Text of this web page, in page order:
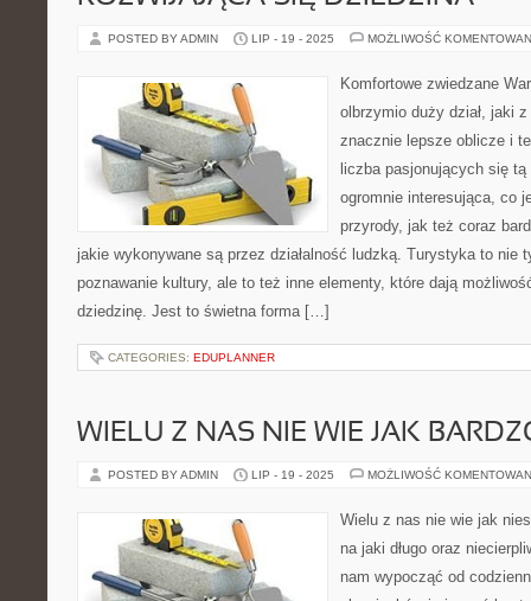
POSTED BY ADMIN LIP - 19 - 2025 MOŻLIWOŚĆ
Komfortowe zwiedzane
olbrzymio duży dział, jaki
znacznie lepsze oblicze i
liczba pasjonujących się
ogromnie interesująca, co
przyrody, jak też coraz
jakie wykonywane są przez działalność ludzką. Turystyka to nie
poznawanie kultury, ale to też inne elementy, które dają
dziedzinę. Jest to świetna forma […]
CATEGORIES: EDUPLANNER
WIELU Z NAS NIE WIE JAK
POSTED BY ADMIN LIP - 19 - 2025 MOŻLIWOŚĆ
Wielu z nas nie wie jak
na jaki długo oraz
nam wypocząć od